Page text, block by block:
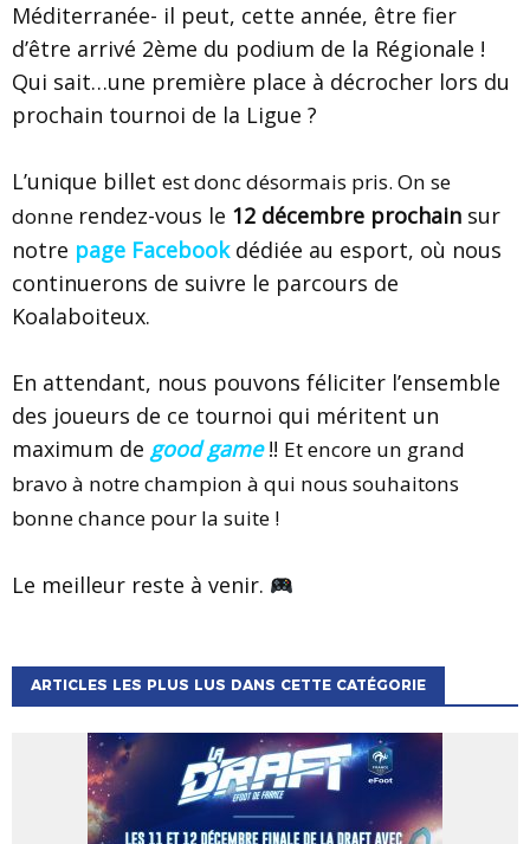
Méditerranée- il peut, cette année, être fier
d’être arrivé 2ème du podium de la Régionale !
Qui sait…une première place à décrocher lors du
prochain tournoi de la Ligue ?
L’unique billet est donc désormais pris. On se
donne rendez-vous le 12 décembre prochain sur
notre page Facebook dédiée au esport, où nous
continuerons de suivre le parcours de
Koalaboiteux.
En attendant, nous pouvons féliciter l’ensemble
des joueurs de ce tournoi qui méritent un
maximum de good game!! Et encore un grand
bravo à notre champion à qui nous souhaitons
bonne chance pour la suite !
Le meilleur reste à venir.
ARTICLES LES PLUS LUS DANS CETTE CATÉGORIE